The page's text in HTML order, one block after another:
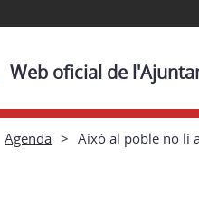
Web oficial de
Agenda Això al poble no li